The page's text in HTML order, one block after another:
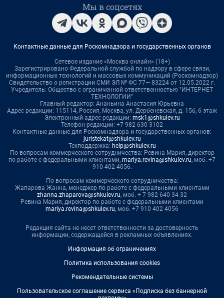
Мы в соцсетях
Контактные данные для Роскомнадзора и государственных органов
Сетевое издание «Москва онлайн» (18+)
Зарегистрировано Федеральной службой по надзору в сфере связи,
информационных технологий и массовых коммуникаций (Роскомнадзор)
Свидетельство о регистрации СМИ ЭЛ № ФС 77— 83224 от 12.05.2022 г.
Учредитель: Общество с ограниченной ответственностью "ИНТЕРНЕТ
ТЕХНОЛОГИИ"
Главный редактор: Ананьина Анастасия Юрьевна
Адрес редакции: 115114, Россия, Москва, ул. Дербеневская, д. 15б, 6 этаж
Электронный адрес редакции: msk1@shkulev.ru
Телефон редакции: +7 982 630 3102
Контактные данные для Роскомнадзора и государственных органов:
juristekat@shkulev.ru
Техподдержка: help@shkulev.ru
По вопросам коммерческого сотрудничества: Ревина Мария, директор
по работе с федеральными клиентами, mariya.revina@shkulev.ru, моб. +7
910 402 4056.
По вопросам коммерческого сотрудничества:
Жапарова Жанна, менеджер по работе с федеральными клиентами
zhanna.zhaparova@shkulev.ru, моб. + 7 982 640 34 32
Ревина Мария, директор по работе с федеральными клиентами
mariya.revina@shkulev.ru, моб. +7 910 402 4056
Редакция сайта не несет ответственности за достоверность
информации, содержащейся в рекламных объявлениях.
Информация об ограничениях
Политика использования cookies
Рекомендательные системы
Пользовательское соглашение сервиса «Подписка без баннерной